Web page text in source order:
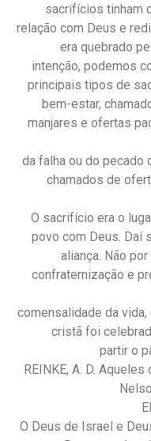
sacrifícios tinham
relação com Deus e
era quebrado
intenção, podemos
principais tipos de
bem-estar,
manjares e ofertas
da falha ou do pecado
chamados de
O sacrifício era o
povo com Deus. Daí
aliança. Não
confraternização e
comensalidade da
cristã foi
partir o
REINKE, A. D.
O Deus de Israel e